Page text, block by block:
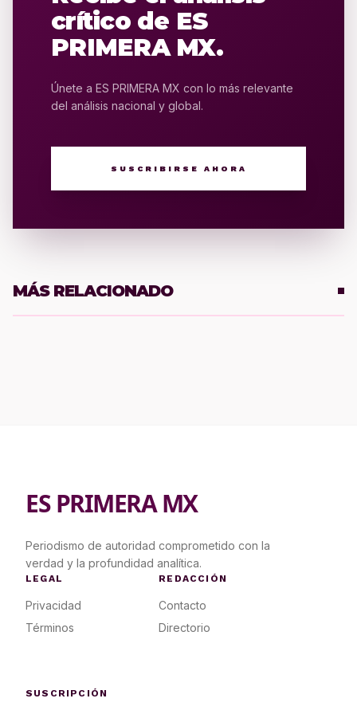
crítico de ES
PRIMERA MX.
Únete a ES PRIMERA MX con lo más relevante
del análisis nacional y global.
SUSCRIBIRSE AHORA
MÁS RELACIONADO
ES PRIMERA MX
Periodismo de autoridad comprometido con la
verdad y la profundidad analítica.
LEGAL
Privacidad
Términos
REDACCIÓN
Contacto
Directorio
SUSCRIPCIÓN